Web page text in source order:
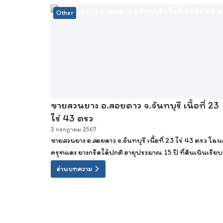
Other
ขายสวนยาง อ.สอยดาว จ.จันทบุรี เนื้อที่ 23
ไร่ 43 ตรว
3 กรกฎาคม 2567
ขายสวนยาง อ.สอยดาว จ.จันทบุรี เนื้อที่ 23 ไร่ 43 ตรว โฉ
ครุฑแดง ยางกรีดได้ปกติ อายุประมาณ 15 ปี ที่ดินเนินเรียบ
สวย ทั้งหมด 7.2 ล้านบาท
อ่านบทความ